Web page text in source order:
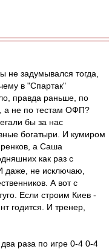
не задумывался тогда,
в "Спартак"
правда раньше, по
а не по тестам ОФП?
бы за нас
богатыри. И кумиром
а Саша
как раз с
даже, не исключаю,
А вот с
Если строим Киев -
годится. И тренер,
два раза по игре 0-4 0-4